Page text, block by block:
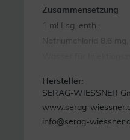
Zusammensetzung
1 ml Lsg. enth.:
Natriumchlorid 8.6
Hersteller:
SERAG-WIESSNER
www.serag-
info@serag-